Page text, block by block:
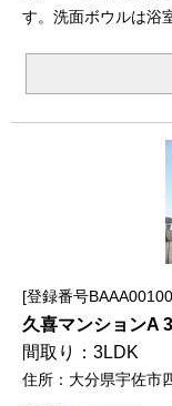
す。洗面ボウルは浴
登録番号
久喜マンションA
3LDK
大分県宇佐市